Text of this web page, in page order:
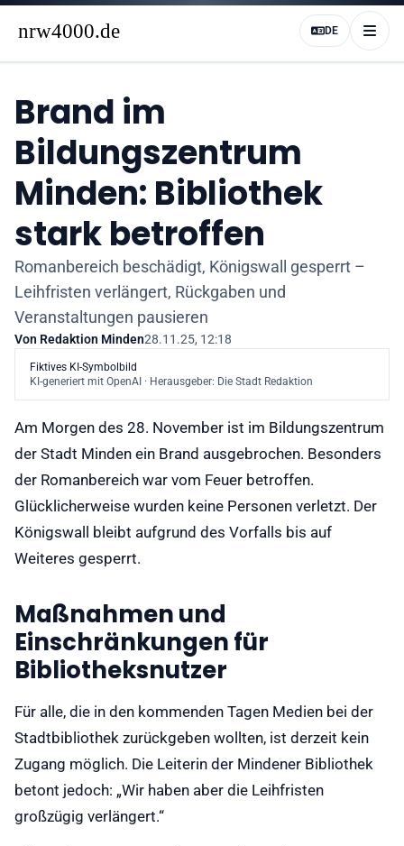
DE
Brand im
Bildungszentrum
Minden: Bibliothek
stark betroffen
Romanbereich beschädigt, Königswall gesperrt –
Leihfristen verlängert, Rückgaben und
Veranstaltungen pausieren
Von Redaktion Minden28.11.25, 12:18
Fiktives KI-Symbolbild
KI-generiert mit OpenAI · Herausgeber: Die Stadt Redaktion
Am Morgen des 28. November ist im Bildungszentrum
der Stadt Minden ein Brand ausgebrochen. Besonders
der Romanbereich war vom Feuer betroffen.
Glücklicherweise wurden keine Personen verletzt. Der
Königswall bleibt aufgrund des Vorfalls bis auf
Weiteres gesperrt.
Maßnahmen und
Einschränkungen für
Bibliotheksnutzer
Für alle, die in den kommenden Tagen Medien bei der
Stadtbibliothek zurückgeben wollten, ist derzeit kein
Zugang möglich. Die Leiterin der Mindener Bibliothek
betont jedoch: „Wir haben aber die Leihfristen
großzügig verlängert.“